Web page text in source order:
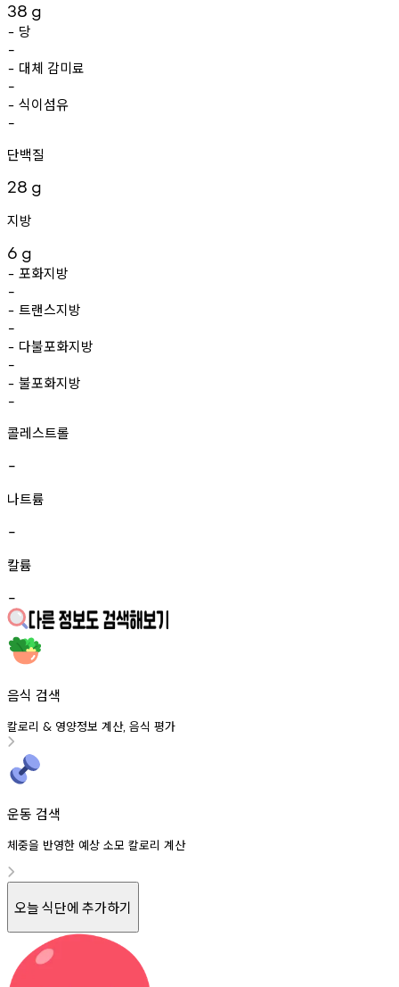
38 g
- 당
-
- 대체 감미료
-
- 식이섬유
-
단백질
28 g
지방
6 g
- 포화지방
-
- 트랜스지방
-
- 다불포화지방
-
- 불포화지방
-
콜레스트롤
-
나트륨
-
칼륨
-
음식 검색
칼로리 & 영양정보 계산, 음식 평가
운동 검색
체중을 반영한 예상 소모 칼로리 계산
오늘 식단에 추가하기